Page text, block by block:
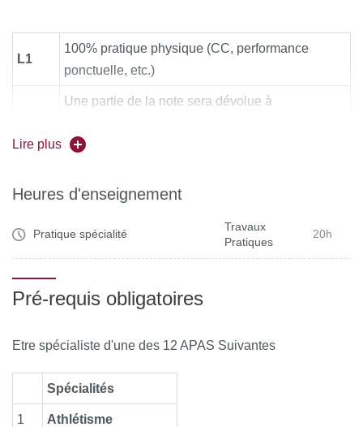
L1
100% pratique physique (CC, performance
ponctuelle, etc.)
L3
Une partie de la note sera dévolue à
- soit lors des menus de L1 et L2
Lire plus
Heures d'enseignement
Pratique spécialité
Travaux
Pratiques
20h
Pré-requis obligatoires
Etre spécialiste d'une des 12 APAS Suivantes
Spécialités
1 Athlétisme